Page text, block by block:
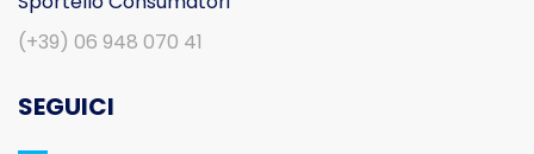
(+39) 06 948 070 41
SEGUICI